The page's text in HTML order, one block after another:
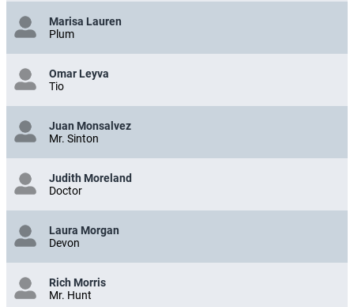
Marisa Lauren
Plum
Omar Leyva
Tio
Juan Monsalvez
Mr. Sinton
Judith Moreland
Doctor
Laura Morgan
Devon
Rich Morris
Mr. Hunt